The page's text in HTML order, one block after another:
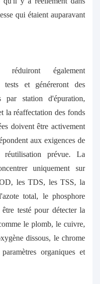
qui étaient auparavant
réduiront également
tests et généreront des
par station d'épuration,
la réaffectation des fonds
doivent être activement
aux exigences de
réutilisation prévue. La
uniquement sur
les TDS, les TSS, la
total, le phosphore
testé pour détecter la
le plomb, le cuivre,
dissous, le chrome
organiques et